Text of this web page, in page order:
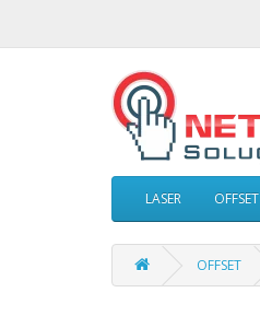
LASER OFFSET
OFFSET